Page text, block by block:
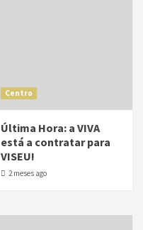
Centro
Última Hora: a VIVA
está a contratar para
VISEU!
2 meses ago